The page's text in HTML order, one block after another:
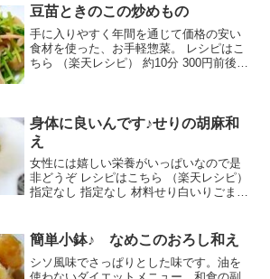
豆苗ときのこの炒めもの
手に入りやすく年間を通じて価格の安い
食材を使った、お手軽惣菜。 レシピはこ
ちら （楽天レシピ） 約10分 300円前後
身体に良いんです♪せりの胡麻和
え
女性には嬉しい栄養がいっぱいなので是
非どうぞ レシピはこちら （楽天レシピ）
指定なし 指定なし 材料せり白いりごま砂
簡単小鉢♪ なめこのおろし和え
シソ風味でさっぱりとした味です。油を